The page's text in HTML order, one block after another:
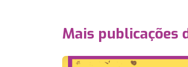
Mais publicações